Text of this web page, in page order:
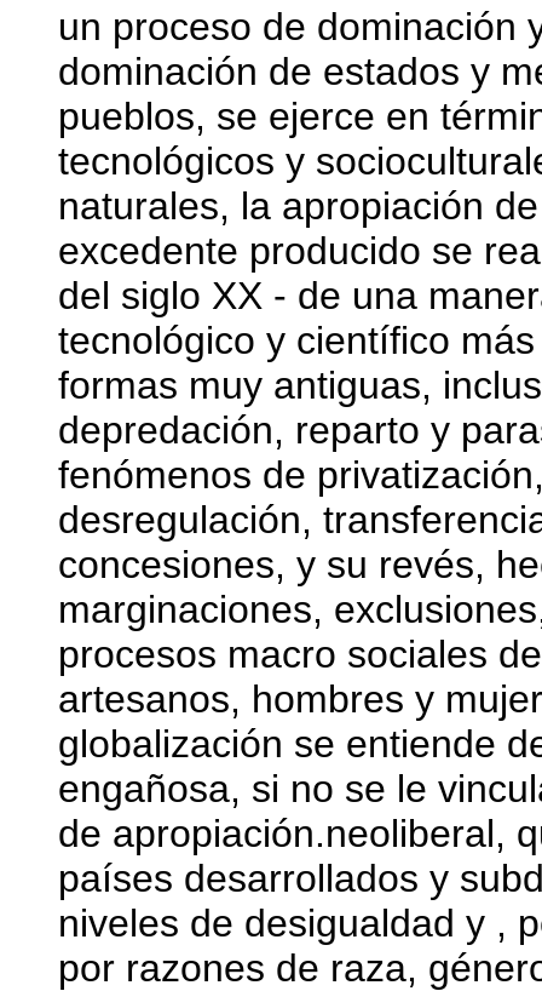
un proceso de dominación
dominación de estados y
pueblos, se ejerce en
tecnológicos y
naturales, la apropiación
excedente producido se
del siglo XX - de una
tecnológico y científico
formas muy antiguas,
depredación, reparto y
fenómenos de
desregulación,
concesiones, y su revés,
marginaciones,
procesos macro sociales
artesanos, hombres y
globalización se entiende
engañosa, si no se le
de apropiación.neoliberal,
países desarrollados y
niveles de desigualdad y ,
por razones de raza,